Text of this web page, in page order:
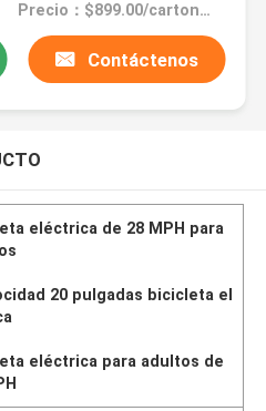
Precio：$899.00/cartons 2-49 cartons
Contáctenos
eléctrica de 28 MPH para
20 pulgadas bicicleta el
eléctrica para adultos de